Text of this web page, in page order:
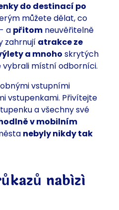
do destinací po
můžete dělat, co
a přitom neuvěřitelně
zahrnují atrakce ze
a mnoho skrytých
vybrali místní odborníci.
vstupními
vstupenkami. Přivítejte
a všechny své
v mobilním
nebyly nikdy tak
nabízí